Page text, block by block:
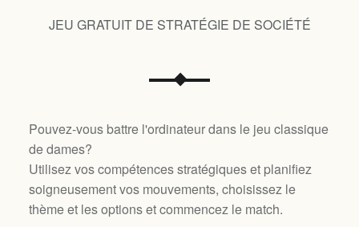
JEU GRATUIT DE STRATÉGIE DE SOCIÉTÉ
Pouvez-vous battre l'ordinateur dans le jeu classique
de dames?
Utilisez vos compétences stratégiques et planifiez
soigneusement vos mouvements, choisissez le
thème et les options et commencez le match.